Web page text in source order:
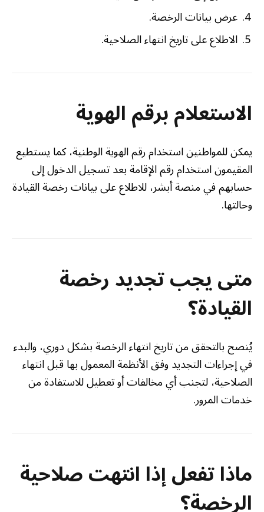
عرض بيانات الرخصة.
الاطلاع على تاريخ انتهاء الصلاحية.
الاستعلام برقم الهوية
يمكن للمواطنين استخدام رقم الهوية الوطنية، كما يستطيع
المقيمون استخدام رقم الإقامة بعد تسجيل الدخول إلى
حسابهم في منصة أبشر، للاطلاع على بيانات رخصة القيادة
وحالتها.
متى يجب تجديد رخصة
القيادة؟
يُنصح بالتحقق من تاريخ انتهاء الرخصة بشكل دوري، والبدء
في إجراءات التجديد وفق الأنظمة المعمول بها قبل انتهاء
الصلاحية، لتجنب أي مخالفات أو تعطيل للاستفادة من
خدمات المرور.
ماذا تفعل إذا انتهت صلاحية
الرخصة؟